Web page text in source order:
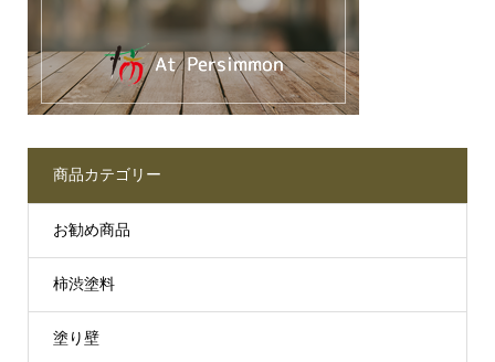
商品カテゴリー
お勧め商品
柿渋塗料
塗り壁